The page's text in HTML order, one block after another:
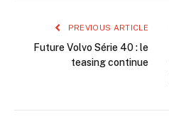
PREVIOUS ARTICLE
Future Volvo Série 40 : le
teasing continue